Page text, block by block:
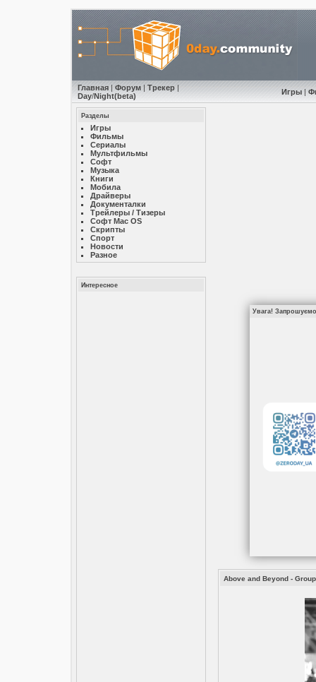
Главная| Форум| Трекер|
Day/Night(beta) Игры|
Разделы
Игры
Фильмы
Сериалы
Мультфильмы
Софт
Музыкa
Книги
Мобила
Драйверы
Документалки
Трейлеры / Тизеры
Софт Mac OS
Скрипты
Спорт
Новости
Разное
Интересное
Увага! Запрошуємо
Above and Beyond -